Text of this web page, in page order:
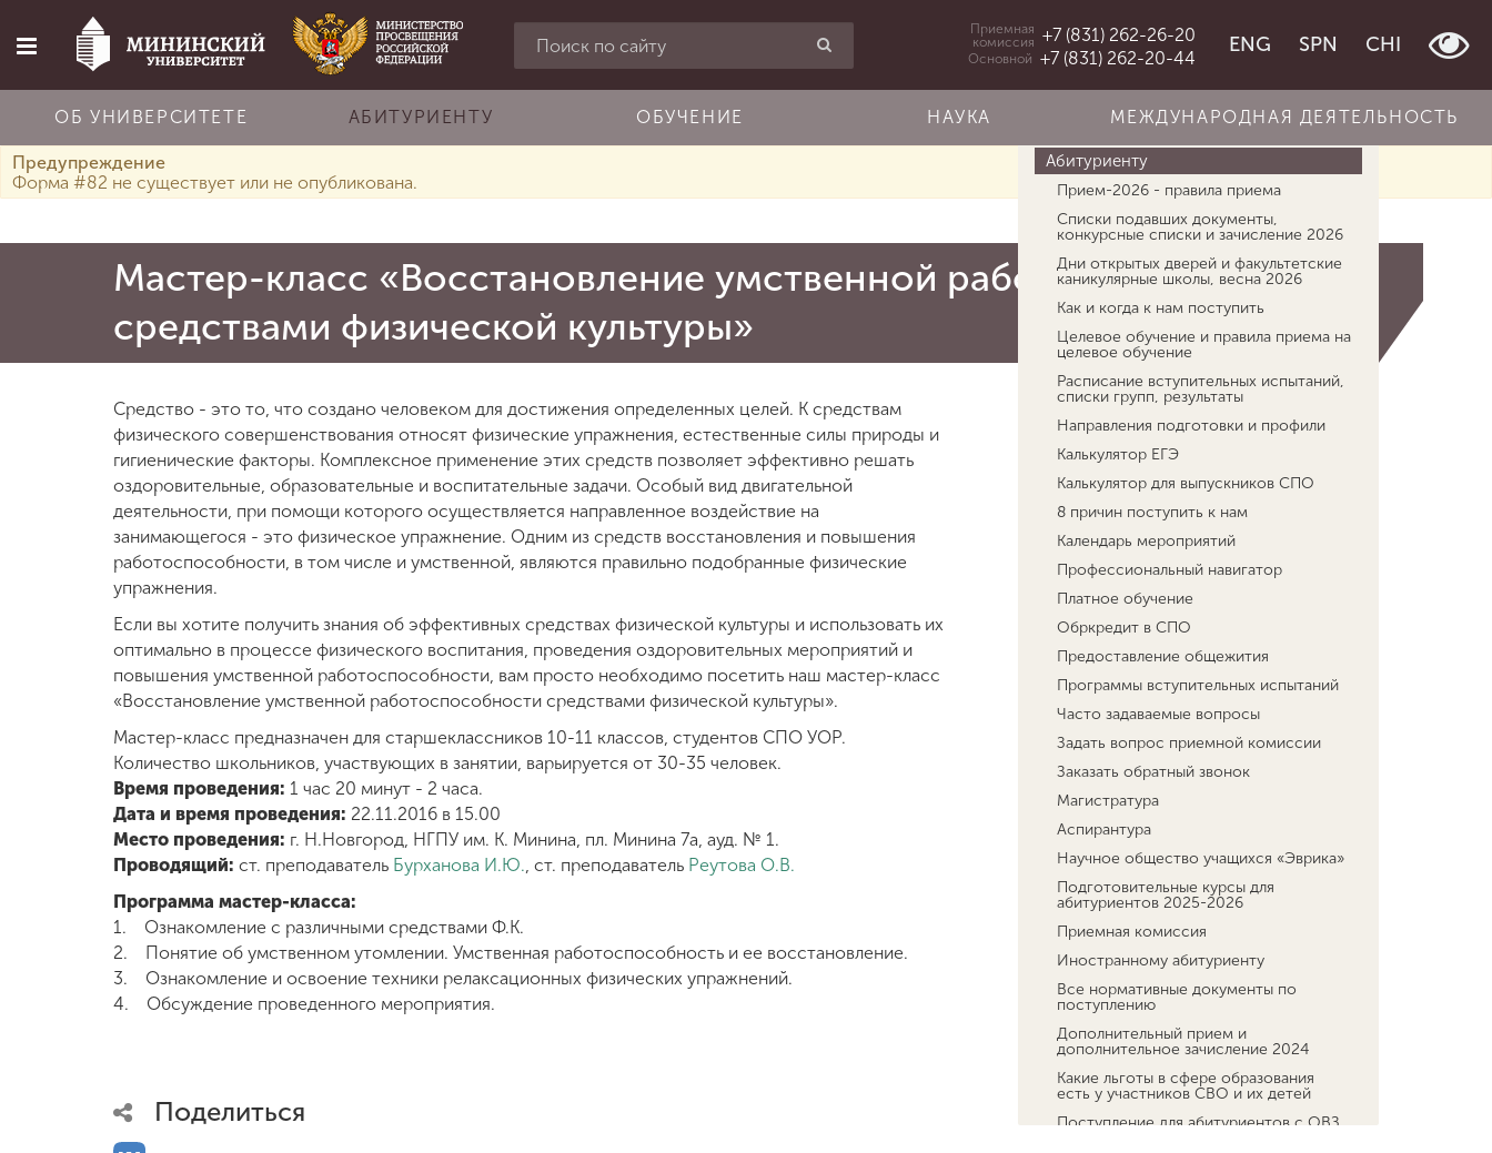
Главная
Абитуриенту
Обучение
Наука
Международная
деятельность
Другие виды
деятельности
Студенческая
жизнь
Сведения об
образовательной
организации
Приемная
комиссия
+7 (831) 262-26-20
Приемная
комиссия +7 (831) 262-26-20
Основной +7 (831) 262-20-44
ENG SPN CHI
ОБ УНИВЕРСИТЕТЕ АБИТУРИЕНТУ ОБУЧЕНИЕ НАУКА МЕЖДУНАРОДНАЯ ДЕЯТЕЛЬНОСТЬ
Предупреждение
Форма #82 не существует или не опубликована.
Мастер-класс «Восстановление умственной работоспособности
средствами физической культуры»
Средство - это то, что создано человеком для достижения определенных целей. К средствам
физического совершенствования относят физические упражнения, естественные силы природы и
гигиенические факторы. Комплексное применение этих средств позволяет эффективно решать
оздоровительные, образовательные и воспитательные задачи. Особый вид двигательной
деятельности, при помощи которого осуществляется направленное воздействие на
занимающегося - это физическое упражнение. Одним из средств восстановления и повышения
работоспособности, в том числе и умственной, являются правильно подобранные физические
упражнения.
Если вы хотите получить знания об эффективных средствах физической культуры и использовать их
оптимально в процессе физического воспитания, проведения оздоровительных мероприятий и
повышения умственной работоспособности, вам просто необходимо посетить наш мастер-класс
«Восстановление умственной работоспособности средствами физической культуры».
Мастер-класс предназначен для старшеклассников 10-11 классов, студентов СПО УОР.
Количество школьников, участвующих в занятии, варьируется от 30-35 человек.
Время проведения: 1 час 20 минут - 2 часа.
Дата и время проведения: 22.11.2016 в 15.00
Место проведения: г. Н.Новгород, НГПУ им. К. Минина, пл. Минина 7а, ауд. № 1.
Проводящий: ст. преподаватель Бурханова И.Ю., ст. преподаватель Реутова О.В.
Программа мастер-класса:
1. Ознакомление с различными средствами Ф.К.
2. Понятие об умственном утомлении. Умственная работоспособность и ее восстановление.
3. Ознакомление и освоение техники релаксационных физических упражнений.
4. Обсуждение проведенного мероприятия.
Поделиться
Об университете
Абитуриенту
Прием-2026 - правила приема
Списки подавших документы,
конкурсные списки и зачисление 2026
Дни открытых дверей и факультетские
каникулярные школы, весна 2026
Как и когда к нам поступить
Целевое обучение и правила приема на
целевое обучение
Расписание вступительных испытаний,
списки групп, результаты
Направления подготовки и профили
Калькулятор ЕГЭ
Калькулятор для выпускников СПО
8 причин поступить к нам
Календарь мероприятий
Профессиональный навигатор
Платное обучение
Обркредит в СПО
Предоставление общежития
Программы вступительных испытаний
Часто задаваемые вопросы
Задать вопрос приемной комиссии
Заказать обратный звонок
Магистратура
Аспирантура
Научное общество учащихся «Эврика»
Подготовительные курсы для
абитуриентов 2025-2026
Приемная комиссия
Иностранному абитуриенту
Все нормативные документы по
поступлению
Дополнительный прием и
дополнительное зачисление 2024
Какие льготы в сфере образования
есть у участников СВО и их детей
Поступление для абитуриентов с ОВЗ